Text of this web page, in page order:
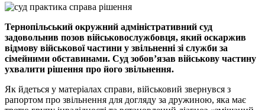
Тернопільський окружний адміністративний суд
задовольнив позов військовослужбовця, який оскаржив
відмову військової частини у звільненні зі служби за
сімейними обставинами. Суд зобов’язав військову частину
ухвалити рішення про його звільнення.
Як йдеться у матеріалах справи, військовий звернувся з
рапортом про звільнення для догляду за дружиною, яка має